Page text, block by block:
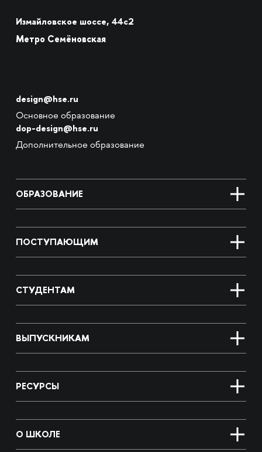
Измайловское шоссе, 44с2
Метро Семёновская
design@hse.ru
Основное образование
dop-design@hse.ru
Дополнительное образование
ОБРАЗОВАНИЕ
ПОСТУПАЮЩИМ
СТУДЕНТАМ
ВЫПУСКНИКАМ
РЕСУРСЫ
О ШКОЛЕ